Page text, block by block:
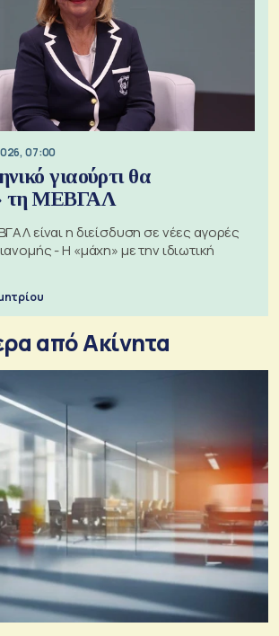
07:00
γιαούρτι θα
τη ΜΕΒΓΑΛ
είναι η διείσδυση σε νέες αγορές
- Η «μάχη» με την ιδιωτική
από Ακίνητα